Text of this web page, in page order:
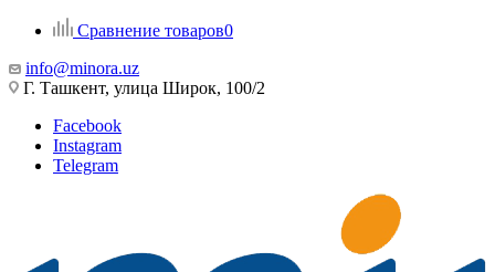
Сравнение товаров0
info@minora.uz
Г. Ташкент, улица Широк, 100/2
Facebook
Instagram
Telegram